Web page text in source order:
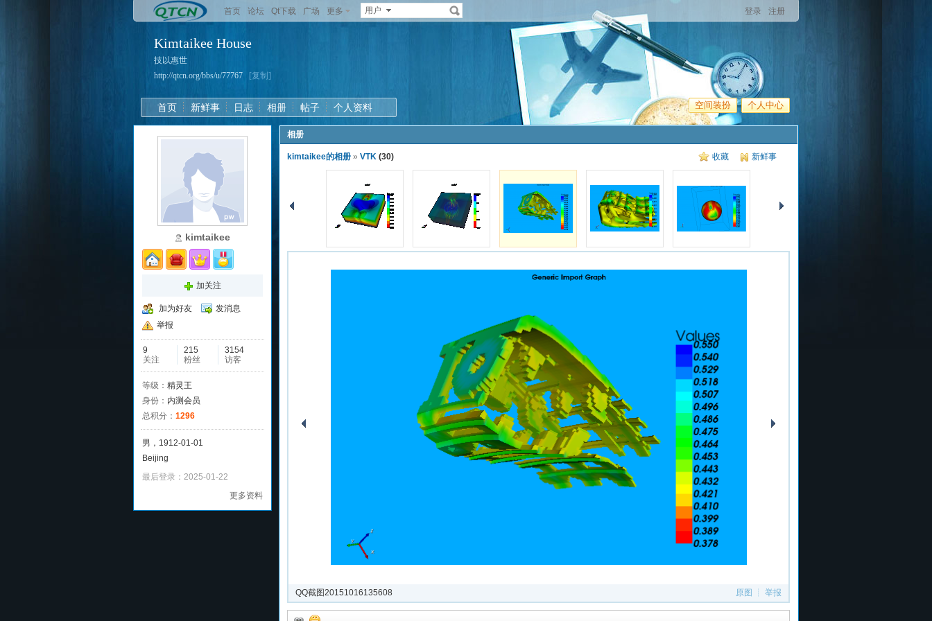
首页 论坛 Qt下载 广场 更多 用户 登录 注册
Kimtaikee House
技以惠世
http://qtcn.org/bbs/u/77767
[复制]
空间装扮 个人中心
首页 新鲜事 日志 相册 帖子 个人资料
kimtaikee
加关注
加为好友
发消息
举报
9
关注
215
粉丝
3154
访客
等级： 精灵王
身份： 内测会员
总积分： 1296
男，1912-01-01
Beijing
最后登录：2025-01-22
更多资料
相册
收藏 新鲜事
kimtaikee的相册 » VTK (30)
原图 ┊ 举报
QQ截图20151016135608
上传于2015-10-16 13:47
浏览(1110)